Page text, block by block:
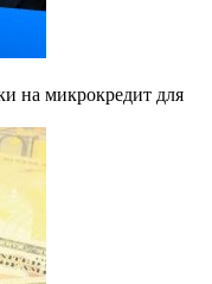
на микрокредит для